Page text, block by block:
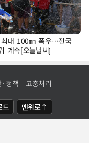
대 100㎜ 폭우…전국
계속[오늘날씨]
·정책 고충처리
드 맨위로↑